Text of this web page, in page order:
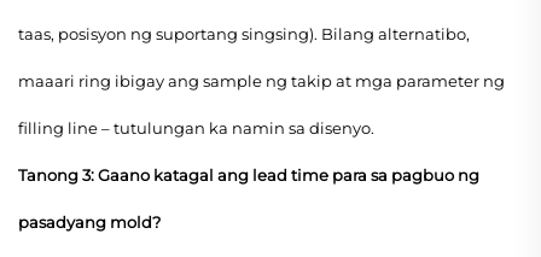
taas, posisyon ng suportang singsing). Bilang alternatibo,
maaari ring ibigay ang sample ng takip at mga parameter ng
filling line – tutulungan ka namin sa disenyo.
Tanong 3: Gaano katagal ang lead time para sa pagbuo ng
pasadyang mold?